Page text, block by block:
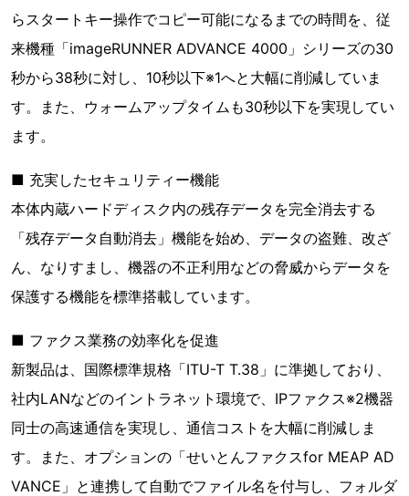
らスタートキー操作でコピー可能になるまでの時間を、従
来機種「imageRUNNER ADVANCE 4000」シリーズの30
秒から38秒に対し、10秒以下※1へと大幅に削減していま
す。また、ウォームアップタイムも30秒以下を実現してい
ます。
■ 充実したセキュリティー機能
本体内蔵ハードディスク内の残存データを完全消去する
「残存データ自動消去」機能を始め、データの盗難、改ざ
ん、なりすまし、機器の不正利用などの脅威からデータを
保護する機能を標準搭載しています。
■ ファクス業務の効率化を促進
新製品は、国際標準規格「ITU-T T.38」に準拠しており、
社内LANなどのイントラネット環境で、IPファクス※2機器
同士の高速通信を実現し、通信コストを大幅に削減しま
す。また、オプションの「せいとんファクスfor MEAP AD
VANCE」と連携して自動でファイル名を付与し、フォルダ